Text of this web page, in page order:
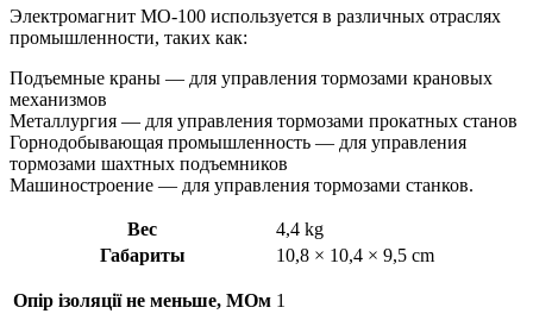
Электромагнит МО-100 используется в различных отраслях
промышленности, таких как:
Подъемные краны — для управления тормозами крановых
механизмов
Металлургия — для управления тормозами прокатных станов
Горнодобывающая промышленность — для управления
тормозами шахтных подъемников
Машиностроение — для управления тормозами станков.
Вес
4,4 kg
Габариты
10,8 × 10,4 × 9,5 cm
Опір ізоляції не меньше, МОм 1